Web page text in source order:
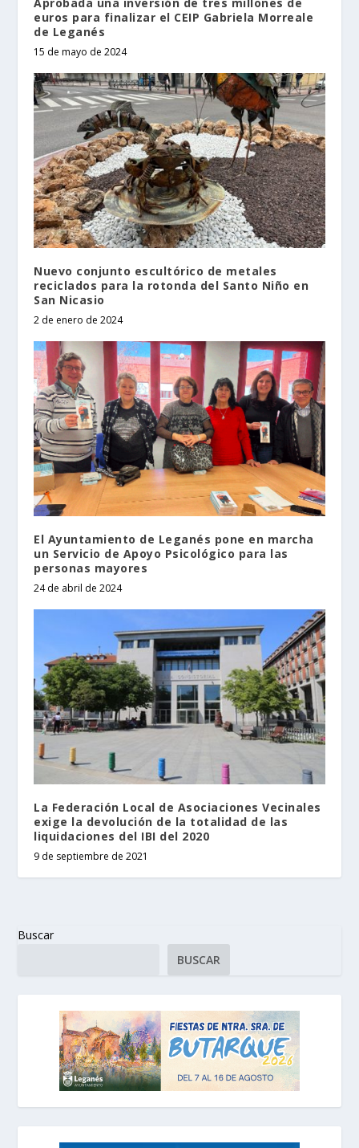
euros para finalizar el CEIP Gabriela Morreale
de Leganés
15 de mayo de 2024
Nuevo conjunto escultórico de metales
reciclados para la rotonda del Santo Niño en
San Nicasio
2 de enero de 2024
El Ayuntamiento de Leganés pone en marcha
un Servicio de Apoyo Psicológico para las
personas mayores
24 de abril de 2024
La Federación Local de Asociaciones Vecinales
exige la devolución de la totalidad de las
liquidaciones del IBI del 2020
9 de septiembre de 2021
Buscar
BUSCAR